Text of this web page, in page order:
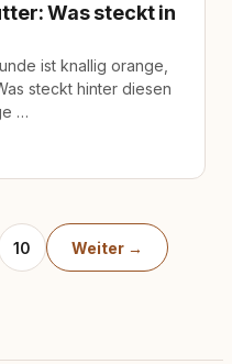
Was steckt in
ist knallig orange,
steckt hinter diesen
…
10 Weiter →